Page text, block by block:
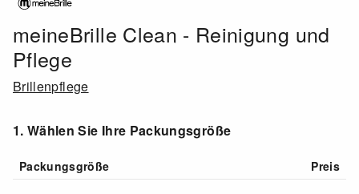
meineBrille Clean - Reinigung und
Pflege
Brillenpflege
1. Wählen Sie Ihre Packungsgröße
Packungsgröße Preis